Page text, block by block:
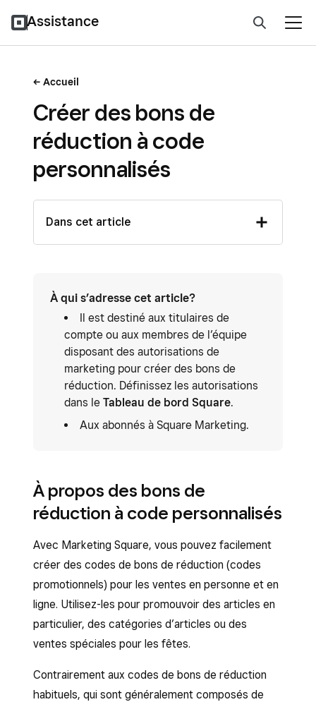
Assistance
Accueil
Créer des bons de
réduction à code
personnalisés
Dans cet article
À qui s’adresse cet article?
Il est destiné aux titulaires de
compte ou aux membres de l’équipe
disposant des autorisations de
marketing pour créer des bons de
réduction. Définissez les autorisations
dans le Tableau de bord Square.
Aux abonnés à Square Marketing.
À propos des bons de
réduction à code personnalisés
Avec Marketing Square, vous pouvez facilement
créer des codes de bons de réduction (codes
promotionnels) pour les ventes en personne et en
ligne. Utilisez-les pour promouvoir des articles en
particulier, des catégories d’articles ou des
ventes spéciales pour les fêtes.
Contrairement aux codes de bons de réduction
habituels, qui sont généralement composés de